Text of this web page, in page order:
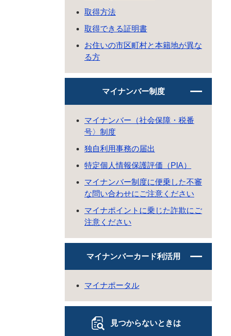
取得方法
取得できる証明書
お住いの市区町村と本籍地が異な
る方
マイナンバー制度
マイナンバー（社会保障・税番
号〉制度
独自利用事務の届出
特定個人情報保護評価（PIA）
マイナンバー制度に便乗した不審
な問い合わせにご注意ください
マイナポイントに乗じた詐欺にご
注意ください
マイナンバーカード利活用
マイナポータル
見つからないときは